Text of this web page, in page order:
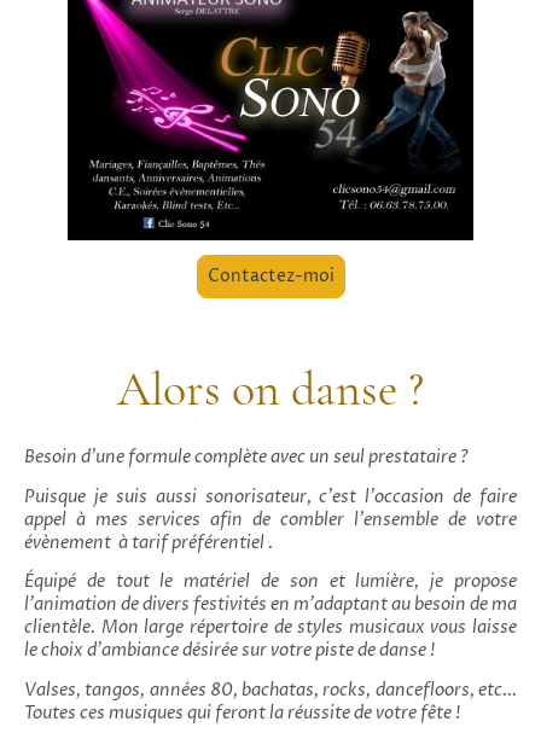
Contactez-moi
Alors on danse ?
Besoin d'une formule complète avec un seul prestataire ?
Puisque je suis aussi sonorisateur, c'est l'occasion de faire
appel à mes services afin de combler l'ensemble de votre
évènement à tarif préférentiel .
Équipé de tout le matériel de son et lumière, je propose
l'animation de divers festivités en m'adaptant au besoin de ma
clientèle. Mon large répertoire de styles musicaux vous laisse
le choix d'ambiance désirée sur votre piste de danse !
Valses, tangos, années 80, bachatas, rocks, dancefloors, etc...
Toutes ces musiques qui feront la réussite de votre fête !